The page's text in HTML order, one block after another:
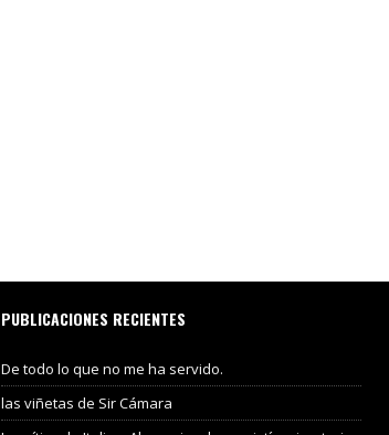
PUBLICACIONES RECIENTES
De todo lo que no me ha servido.
las viñetas de Sir Cámara